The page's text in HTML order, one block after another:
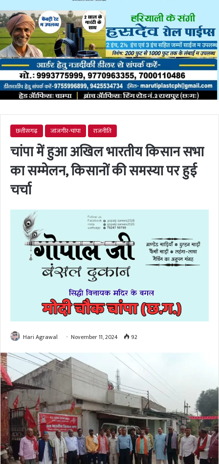
छत्तीसगढ़ जांजगीर-चांपा राजनीति
चांपा में हुआ अखिल भारतीय किसान सभा
का सम्मेलन, किसानों की समस्या पर हुई
चर्चा
Hari Agrawal November 11, 2024 92